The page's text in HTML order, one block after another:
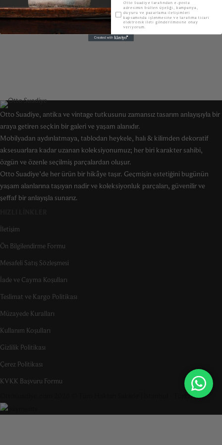
Otto Suadiye, antika ve vintage tutkusunu zamansız tasarım anlayışıyla bir
araya getiren seçkin bir galeri ve yaşam alanıdır.
Mobilyadan aydınlatmaya, tablodan heykele, halı & kilimden dekoratif
aksesuarlara kadar uzanan koleksiyonumuz; her biri karakter sahibi,
özgün ve özenle seçilmiş parçalardan oluşur.
Otto Suadiye’de her ürün bir hikâye taşır. Geçmişin estetiğini bugünün
yaşam alanlarına taşıyan nadir ve koleksiyonluk parçaları, güvenilir ve
şeffaf bir anlayışla sunarız.
İletişim
Ön Bilgilendirme Formu
Mesafeli Satış Sözleşmesi
İade ve Cayma Koşulları
Teslimat ve Kargo Politikası
Müzayede Kuralları
Kullanım Koşulları
Gizlilik Politikası
Çerez Politikası
KVKK Başvuru Formu
Ottosuadiye.com 2026 © Tüm Hakları Saklıdır | İstanbul - Türkiye
KVKKOtto Suadiye tarafından e-posta
adresimin bülten üyeliği, kampanya,
duyuru ve pazarlama iletişimleri
kapsamında işlenmesine ve tarafıma ticari
elektronik ileti gönderilmesine onay
veriyorum.